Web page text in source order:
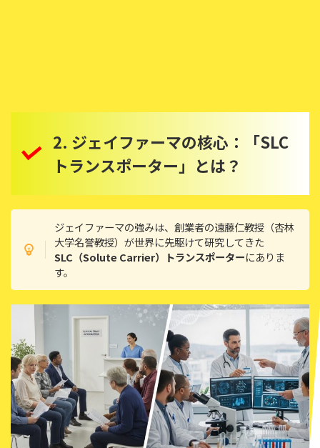
2. ジェイファーマの核心：「SLC
トランスポーター」とは？
ジェイファーマの強みは、創業者の遠藤仁教授（杏林
大学名誉教授）が世界に先駆けて研究してきた
SLC（Solute Carrier）トランスポーターにありま
す。